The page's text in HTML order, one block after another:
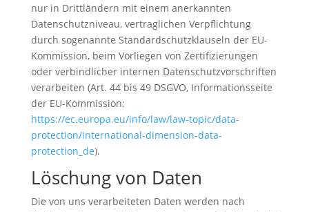
nur in Drittländern mit einem anerkannten
Datenschutzniveau, vertraglichen Verpflichtung
durch sogenannte Standardschutzklauseln der EU-
Kommission, beim Vorliegen von Zertifizierungen
oder verbindlicher internen Datenschutzvorschriften
verarbeiten (Art. 44 bis 49 DSGVO, Informationsseite
der EU-Kommission:
https://ec.europa.eu/info/law/law-topic/data-
protection/international-dimension-data-
protection_de).
Löschung von Daten
Die von uns verarbeiteten Daten werden nach